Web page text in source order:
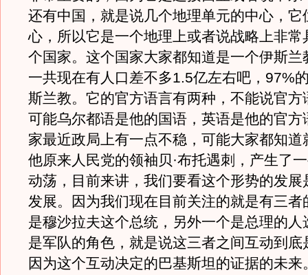
还有中国，就是说几个地理单元的中心，它
心，所以它是一个地理上或者说战略上非常
个国家。这个国家大家都知道是一个伊斯兰
一共现在有人口差不多1.5亿左右吧，97%
斯兰教。它的官方语言有两种，不能说官方
可能乌尔都语是他的国语，英语是他的官方
家最近政局上有一点不稳，可能大家都知道
他原来人民党的领袖贝·布托遇刺，产生了
动荡，目前来讲，我们要看这个形势的发展
发展。因为我们现在目前关注的就是有三者
是穆沙拉夫这个总统，另外一个是总理的人
是军队的角色，就是说这三者之间互动到底
因为这个互动决定的巴基斯坦的证据的未来